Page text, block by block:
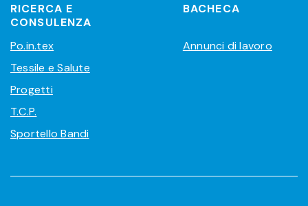
RICERCA E
CONSULENZA
Po.in.tex
Tessile e Salute
Progetti
T.C.P.
Sportello Bandi
BACHECA
Annunci di lavoro